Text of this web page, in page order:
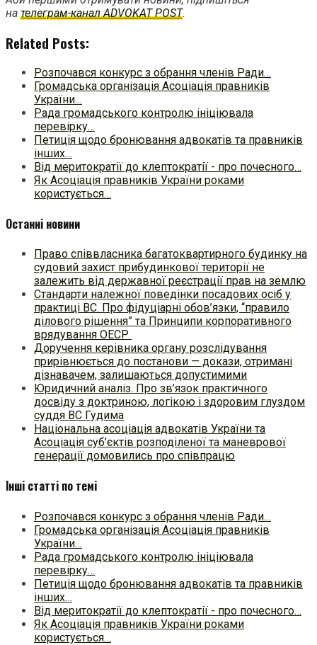
на телеграм-канал ADVOKAT POST.
Related Posts:
Розпочався конкурс з обрання членів Ради…
Громадська організація Асоціація правників
України…
Рада громадського контролю ініціювала
перевірку…
Петиція щодо бронювання адвокатів та правників
інших…
Від меритократії до клептократії - про почесного…
Як Асоціація правників України роками
користується…
Останні новини
Право співвласника багатоквартирного будинку на
судовий захист прибудинкової території не
залежить від державної реєстрації прав на землю
Стандарти належної поведінки посадових осіб у
практиці ВC. Про фідуціарні обов’язки, “правило
ділового рішення” та Принципи корпоративного
врядування ОЕСР
Доручення керівника органу розслідування
прирівнюється до постанови — докази, отримані
дізнавачем, залишаються допустимими
Юридичний аналіз. Про зв’язок практичного
досвіду з доктриною, логікою і здоровим глуздом
суддя ВС Гудима
Національна асоціація адвокатів України та
Асоціація суб’єктів розподіленої та маневрової
генерації домовились про співпрацю
Інші статті по темі
Розпочався конкурс з обрання членів Ради…
Громадська організація Асоціація правників
України…
Рада громадського контролю ініціювала
перевірку…
Петиція щодо бронювання адвокатів та правників
інших…
Від меритократії до клептократії - про почесного…
Як Асоціація правників України роками
користується…